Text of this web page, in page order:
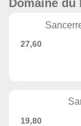
Domaine du
27,60
19,80